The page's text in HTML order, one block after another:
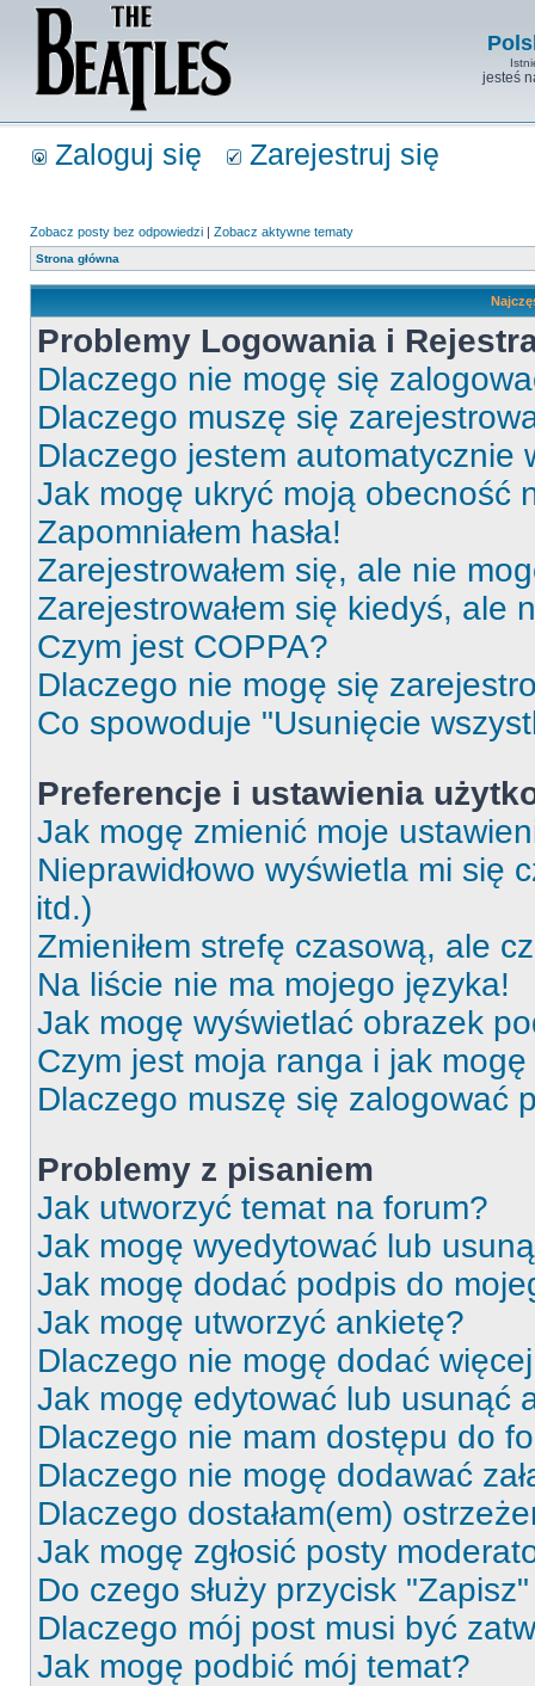
jesteś
Zaloguj się Zarejestruj się
Zobacz posty bez odpowiedzi | Zobacz aktywne tematy
Strona główna
Problemy Logowania i
Dlaczego nie mogę się
Dlaczego muszę się
Dlaczego jestem automatycznie
Jak mogę ukryć moją obecność
Zapomniałem hasła!
Zarejestrowałem się, ale nie
Zarejestrowałem się kiedyś, ale
Czym jest COPPA?
Dlaczego nie mogę się
Co spowoduje "Usunięcie
Preferencje i ustawienia
Jak mogę zmienić moje
Nieprawidłowo wyświetla mi się
itd.)
Zmieniłem strefę czasową, ale
Na liście nie ma mojego języka!
Jak mogę wyświetlać obrazek
Czym jest moja ranga i jak
Dlaczego muszę się zalogować
Problemy z pisaniem
Jak utworzyć temat na forum?
Jak mogę wyedytować lub
Jak mogę dodać podpis do
Jak mogę utworzyć ankietę?
Dlaczego nie mogę dodać
Jak mogę edytować lub usunąć
Dlaczego nie mam dostępu do
Dlaczego nie mogę dodawać
Dlaczego dostałam(em)
Jak mogę zgłosić posty
Do czego służy przycisk
Dlaczego mój post musi być
Jak mogę podbić mój temat?